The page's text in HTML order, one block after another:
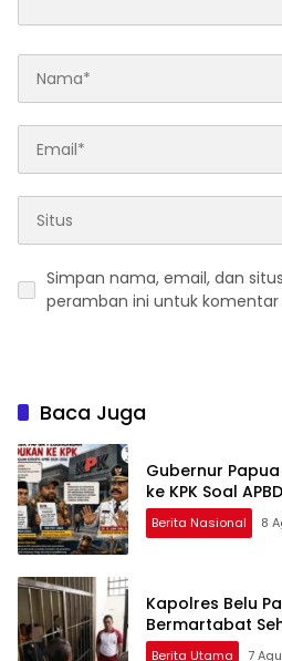
Simpan nama, email, dan
peramban ini untuk komentar
Baca Juga
Gubernur
ke KPK Soal APBD
Berita Nasional 8
Kapolres Belu
Bermartabat
Berita Utama 7